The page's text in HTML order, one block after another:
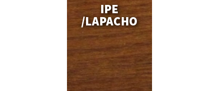
IPE
/LAPACHO